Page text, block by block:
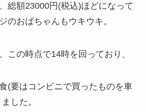
総額23000円(税込)ほどになって
のおばちゃんもウキウキ。
この時点で14時を回っており、
(要はコンビニで買ったものを車
した。